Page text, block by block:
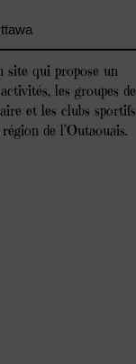
site qui propose un
les groupes de
et les clubs sportifs
de l’Outaouais.